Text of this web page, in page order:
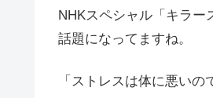
NHKスペシャル「キラー
話題になってますね。
「ストレスは体に悪い